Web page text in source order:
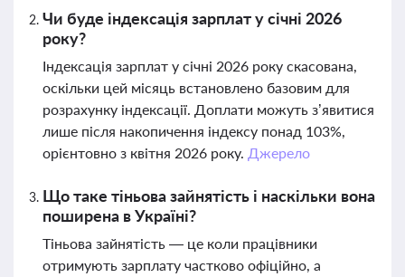
Чи буде індексація зарплат у січні 2026
року?
Індексація зарплат у січні 2026 року скасована,
оскільки цей місяць встановлено базовим для
розрахунку індексації. Доплати можуть з’явитися
лише після накопичення індексу понад 103%,
орієнтовно з квітня 2026 року. Джерело
Що таке тіньова зайнятість і наскільки вона
поширена в Україні?
Тіньова зайнятість — це коли працівники
отримують зарплату частково офіційно, а